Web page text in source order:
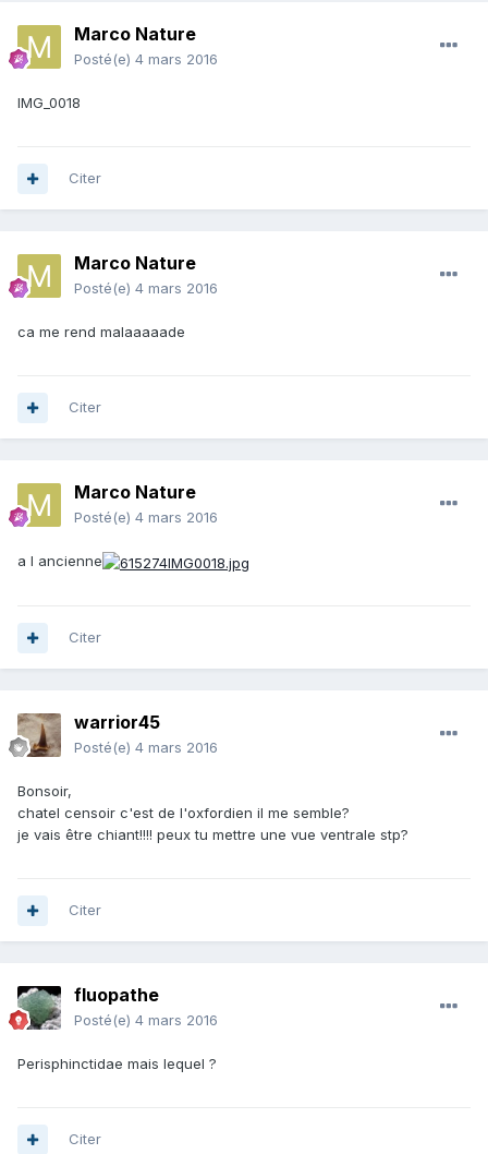
Marco Nature
Posté(e) 4 mars 2016
IMG_0018
Citer
Marco Nature
Posté(e) 4 mars 2016
ca me rend malaaaaade
Citer
Marco Nature
Posté(e) 4 mars 2016
a l ancienne
Citer
warrior45
Posté(e) 4 mars 2016
Bonsoir,
chatel censoir c'est de l'oxfordien il me semble?
je vais être chiant!!!! peux tu mettre une vue ventrale stp?
Citer
fluopathe
Posté(e) 4 mars 2016
Perisphinctidae mais lequel ?
Citer